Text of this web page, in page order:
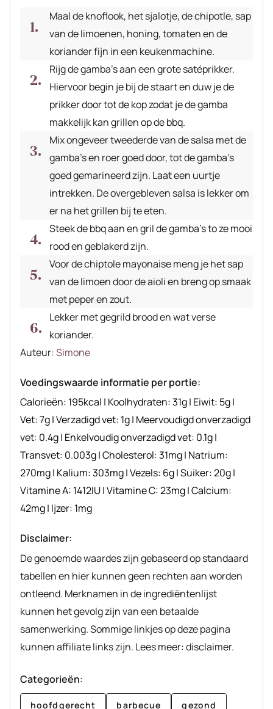
Maal de knoflook, het sjalotje, de chipotle, sap
van de limoenen, honing, tomaten en de
koriander fijn in een keukenmachine.
Rijg de gamba’s aan een grote satéprikker.
Hiervoor begin je bij de staart en duw je de
prikker door tot de kop zodat je de gamba
makkelijk kan grillen op de bbq.
Mix ongeveer tweederde van de salsa met de
gamba’s en roer goed door, tot de gamba’s
goed gemarineerd zijn. Laat een uurtje
intrekken. De overgebleven salsa is lekker om
er na het grillen bij te eten.
Steek de bbq aan en gril de gamba’s to ze mooi
rood en geblakerd zijn.
Voor de chiptole mayonaise meng je het sap
van de limoen door de aioli en breng op smaak
met peper en zout.
Lekker met gegrild brood en wat verse
koriander.
Auteur
Auteur:Simone
Voedingswaarde informatie per portie:
Calorieën: 195kcal | Koolhydraten:31g| Eiwit: 5g|
Vet:7g|Verzadigd vet: 1g| Meervoudigd onverzadigd
vet: 0.4g| Enkelvoudig onverzadigd vet: 0.1g|
Transvet: 0.003g|Cholesterol:31mg| Natrium:
270mg| Kalium:303mg|Vezels: 6g|Suiker:20g|
Vitamine A: 1412IU|Vitamine C:23mg|Calcium:
42mg| Ijzer: 1mg
Disclaimer:
De genoemde waardes zijn gebaseerd op standaard
tabellen en hier kunnen geen rechten aan worden
ontleend. Merknamen in de ingrediëntenlijst
kunnen het gevolg zijn van een betaalde
samenwerking. Sommige linkjes op deze pagina
kunnen affiliate links zijn. Lees meer: disclaimer.
Categorieën:
hoofdgerecht barbecue gezond